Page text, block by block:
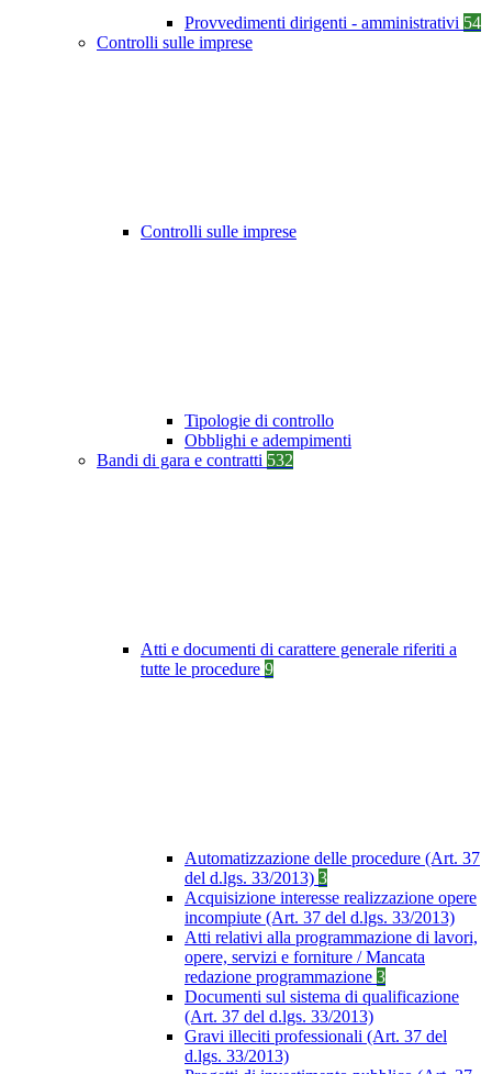
Provvedimenti dirigenti - amministrativi 54
Controlli sulle imprese
Controlli sulle imprese
Tipologie di controllo
Obblighi e adempimenti
Bandi di gara e contratti 532
Atti e documenti di carattere generale riferiti a
tutte le procedure 9
Automatizzazione delle procedure (Art. 37
del d.lgs. 33/2013) 3
Acquisizione interesse realizzazione opere
incompiute (Art. 37 del d.lgs. 33/2013)
Atti relativi alla programmazione di lavori,
opere, servizi e forniture / Mancata
redazione programmazione 3
Documenti sul sistema di qualificazione
(Art. 37 del d.lgs. 33/2013)
Gravi illeciti professionali (Art. 37 del
d.lgs. 33/2013)